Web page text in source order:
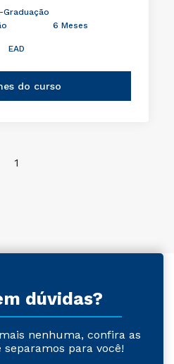
Graduação
6 Meses
EAD
do curso
1
dúvidas?
nenhuma, confira as
para você!